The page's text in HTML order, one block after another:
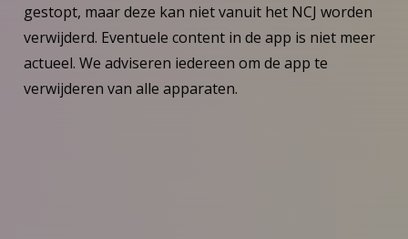
gestopt, maar deze kan niet vanuit het NCJ worden
verwijderd. Eventuele content in de app is niet meer
actueel. We adviseren iedereen om de app te
verwijderen van alle apparaten.